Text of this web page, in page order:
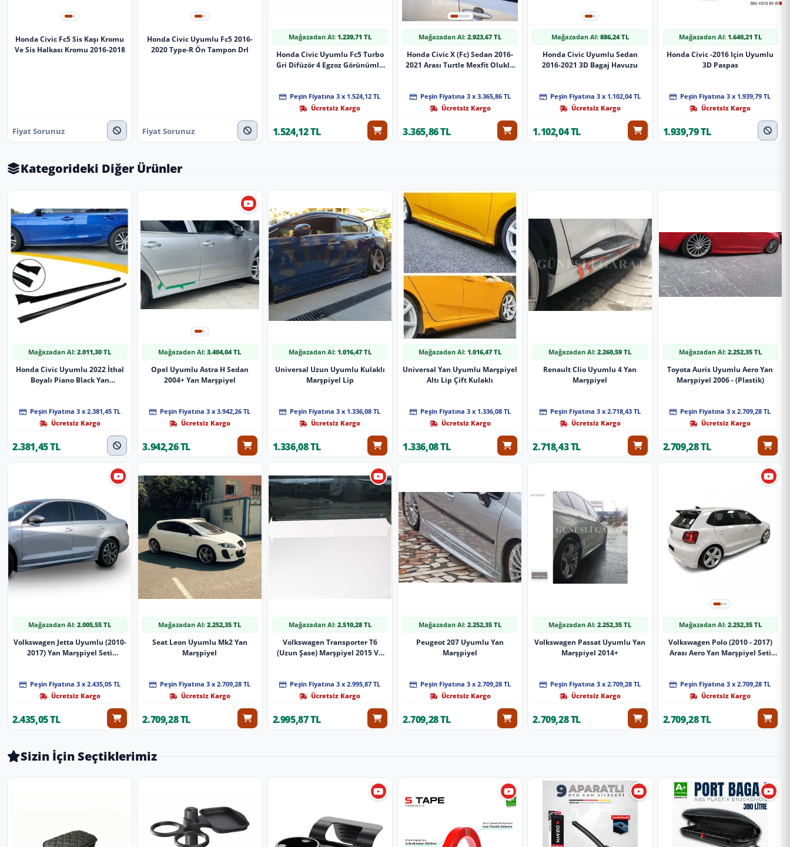
Honda Civic Fc5 Sis Kaşı Kromu
Ve Sis Halkası Kromu 2016-2018
Fiyat Sorunuz
Honda Civic Uyumlu Fc5 2016-
2020 Type-R Ön Tampon Drl
Fiyat Sorunuz
Mağazadan Al: 1.239,71 TL
Honda Civic Uyumlu Fc5 Turbo
Gri Difüzör 4 Egzoz Görünümlü
Peşin Fiyatına 3 x 1.524,12 TL
Ücretsiz Kargo
1.524,12 TL
Mağazadan Al:2.923,67 TL
Honda Civic X (Fc) Sedan 2016-
2021 Arası Turtle Mexfit Oluklu
Peşin Fiyatına 3 x 3.365,86 TL
Ücretsiz Kargo
3.365,86 TL
Mağazadan Al: 886,24 TL
Honda Civic Uyumlu Sedan
2016-2021 3D Bagaj Havuzu
Peşin Fiyatına 3 x 1.102,04 TL
Ücretsiz Kargo
1.102,04 TL
Mağazadan Al: 1.640,21 TL
Honda Civic -2016 Için Uyumlu
3D Paspas
Peşin Fiyatına 3 x 1.939,79 TL
Ücretsiz Kargo
1.939,79 TL
Kategorideki Diğer Ürünler
Mağazadan Al:2.011,30 TL
Honda Civic Uyumlu 2022 İthal
Boyalı Piano Black Yan
Peşin Fiyatına 3 x 2.381,45 TL
Ücretsiz Kargo
2.381,45 TL
Mağazadan Al:3.404,04 TL
Opel Uyumlu Astra H Sedan
2004+ Yan Marşpiyel
Peşin Fiyatına 3 x 3.942,26 TL
Ücretsiz Kargo
3.942,26 TL
Mağazadan Al: 1.016,47 TL
Universal Uzun Uyumlu Kulaklı
Marşpiyel Lip
Peşin Fiyatına 3 x 1.336,08 TL
Ücretsiz Kargo
1.336,08 TL
Mağazadan Al:1.016,47 TL
Universal Yan Uyumlu Marşpiyel
Altı Lip Çift Kulaklı
Peşin Fiyatına 3 x 1.336,08 TL
Ücretsiz Kargo
1.336,08 TL
Mağazadan Al:2.260,59 TL
Renault Clio Uyumlu 4 Yan
Marşpiyel
Peşin Fiyatına 3 x 2.718,43 TL
Ücretsiz Kargo
2.718,43 TL
Mağazadan Al: 2.252,35 TL
Toyota Auris Uyumlu Aero Yan
Marşpiyel 2006 - (Plastik)
Peşin Fiyatına 3 x 2.709,28 TL
Ücretsiz Kargo
2.709,28 TL
Mağazadan Al:2.005,55 TL
Volkswagen Jetta Uyumlu (2010-
2017) Yan Marşpiyel Seti
Peşin Fiyatına 3 x 2.435,05 TL
Ücretsiz Kargo
2.435,05 TL
Mağazadan Al:2.252,35 TL
Seat Leon Uyumlu Mk2 Yan
Marşpiyel
Peşin Fiyatına 3 x 2.709,28 TL
Ücretsiz Kargo
2.709,28 TL
Mağazadan Al: 2.510,28 TL
Volkswagen Transporter T6
(Uzun Şase) Marşpiyel 2015 Ve
Peşin Fiyatına 3 x 2.995,87 TL
Ücretsiz Kargo
2.995,87 TL
Mağazadan Al:2.252,35 TL
Peugeot 207 Uyumlu Yan
Marşpiyel
Peşin Fiyatına 3 x 2.709,28 TL
Ücretsiz Kargo
2.709,28 TL
Mağazadan Al:2.252,35 TL
Volkswagen Passat Uyumlu Yan
Marşpiyel 2014+
Peşin Fiyatına 3 x 2.709,28 TL
Ücretsiz Kargo
2.709,28 TL
Mağazadan Al: 2.252,35 TL
Volkswagen Polo (2010 - 2017)
Arası Aero Yan Marşpiyel Seti
Peşin Fiyatına 3 x 2.709,28 TL
Ücretsiz Kargo
2.709,28 TL
Sizin İçin Seçtiklerimiz